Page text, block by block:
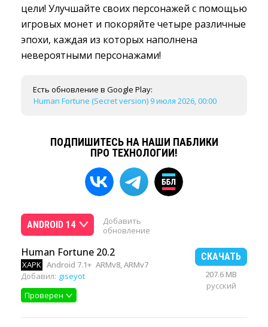
цели! Улучшайте своих персонажей с помощью
игровых монет и покоряйте четыре различные
эпохи, каждая из которых наполнена
невероятными персонажами!
Есть обновление в Google Play:
Human Fortune (Secret version) 9 июля 2026, 00:00
ПОДПИШИТЕСЬ НА НАШИ ПАБЛИКИ
ПРО ТЕХНОЛОГИИ!
ANDROID 14
Добавить
обновление
Human Fortune 20.2
XAPK Android 7.1+ ARMv8, ARMv7
Добавил: giseyot
Проверен
СКАЧАТЬ
207.6 MB
русский